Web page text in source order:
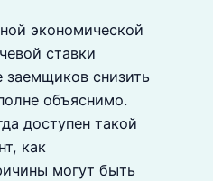
экономической
ставки
заемщиков снизить
объяснимо.
доступен такой
как
могут быть